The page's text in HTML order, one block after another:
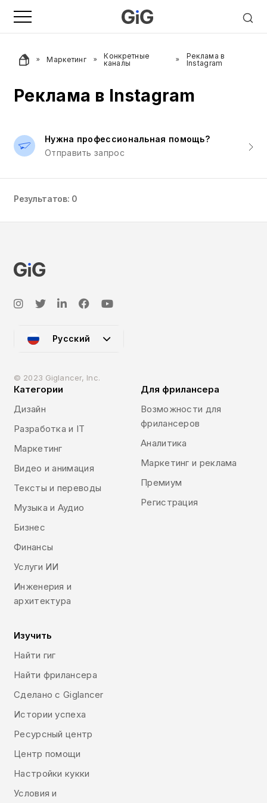
Маркетинг
Конкретные
каналы
Реклама в
Instagram
Реклама в Instagram
Нужна профессиональная помощь?
Отправить запрос
Результатов: 0
Русский
© 2023 Giglancer, Inc.
Категории
Дизайн
Разработка и IT
Маркетинг
Видео и анимация
Тексты и переводы
Музыка и Аудио
Бизнес
Финансы
Услуги ИИ
Инженерия и
архитектура
Для фрилансера
Возможности для
фрилансеров
Аналитика
Маркетинг и реклама
Премиум
Регистрация
Изучить
Найти гиг
Найти фрилансера
Сделано с Giglancer
Истории успеха
Ресурсный центр
Центр помощи
Настройки кукки
Условия и